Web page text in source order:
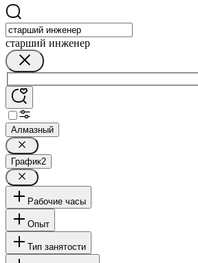
старший инженер
Алмазный
График2
Рабочие часы
Опыт
Тип занятости